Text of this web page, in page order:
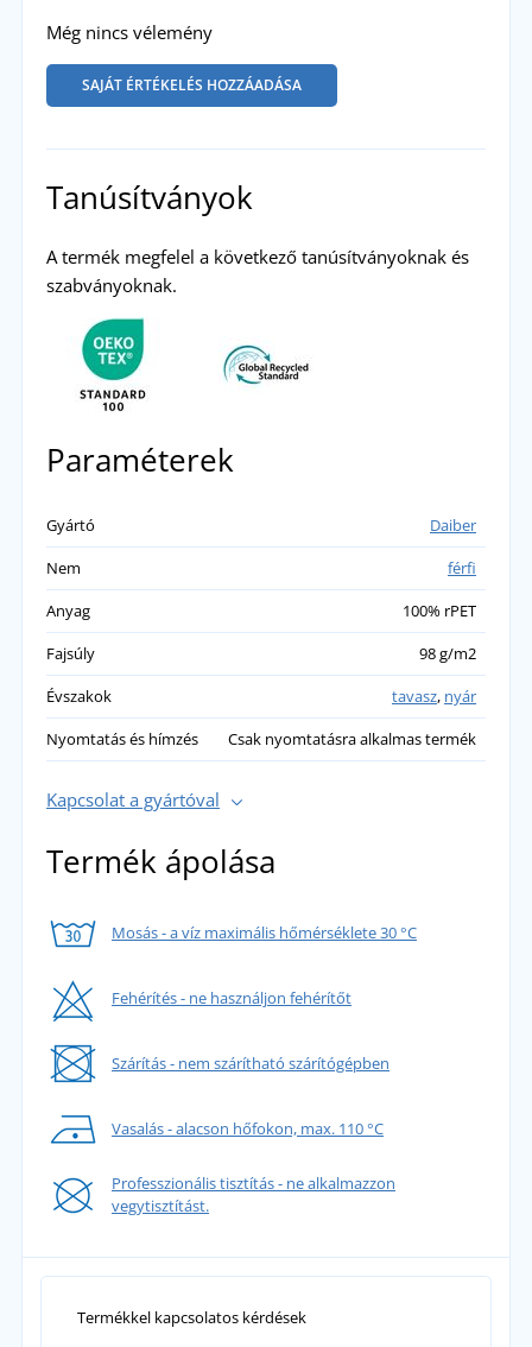
Még nincs vélemény
SAJÁT ÉRTÉKELÉS HOZZÁADÁSA
Tanúsítványok
A termék megfelel a következő tanúsítványoknak és
szabványoknak.
Paraméterek
Gyártó
Daiber
Nem
férfi
Anyag
100% rPET
Fajsúly
98 g/m2
Évszakok
tavasz, nyár
Nyomtatás és hímzés
Csak nyomtatásra alkalmas termék
Kapcsolat a gyártóval
Termék ápolása
Mosás - a víz maximális hőmérséklete 30 °C
Fehérítés - ne használjon fehérítőt
Szárítás - nem szárítható szárítógépben
Vasalás - alacson hőfokon, max. 110 °C
Professzionális tisztítás - ne alkalmazzon
vegytisztítást.
Termékkel kapcsolatos kérdések